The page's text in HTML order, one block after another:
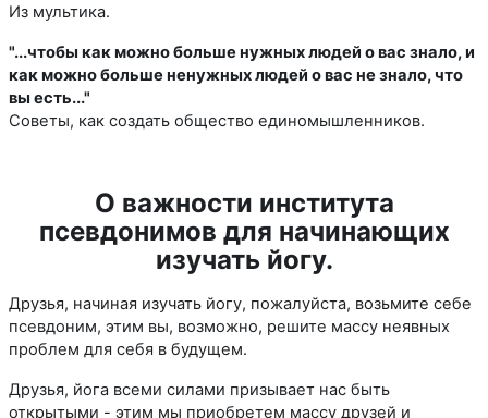
Из мультика.
"...чтобы как можно больше нужных людей о вас знало, и
как можно больше ненужных людей о вас не знало, что
вы есть..."
Советы, как создать общество единомышленников.
О важности института
псевдонимов для начинающих
изучать йогу.
Друзья, начиная изучать йогу, пожалуйста, возьмите себе
псевдоним, этим вы, возможно, решите массу неявных
проблем для себя в будущем.
Друзья, йога всеми силами призывает нас быть
открытыми - этим мы приобретем массу друзей и